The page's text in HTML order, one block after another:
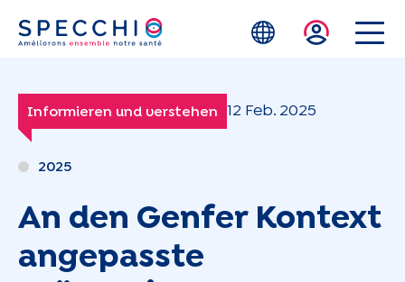
Zum Hauptinhalt springen
Informieren und verstehen 12 Feb. 2025
2025
An den Genfer Kontext
angepasste